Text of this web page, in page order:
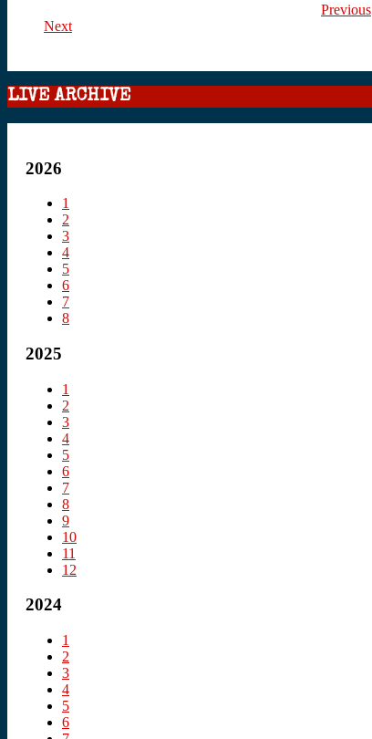
Previous
Next
LIVE ARCHIVE
2026
1
2
3
4
5
6
7
8
2025
1
2
3
4
5
6
7
8
9
10
11
12
2024
1
2
3
4
5
6